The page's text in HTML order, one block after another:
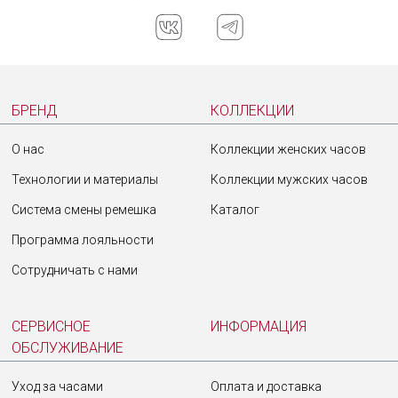
БРЕНД КОЛЛЕКЦИИ
О нас
Технологии и материалы
Система смены ремешка
Программа лояльности
Сотрудничать с нами
Коллекции женских часов
Коллекции мужских часов
Каталог
СЕРВИСНОЕ
ОБСЛУЖИВАНИЕ
ИНФОРМАЦИЯ
Уход за часами Оплата и доставка